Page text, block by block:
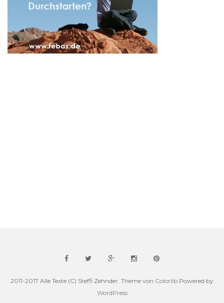
2011-2017 Alle Texte (C) Steffi Zehnder. Theme von Colorlib Powered by
WordPress